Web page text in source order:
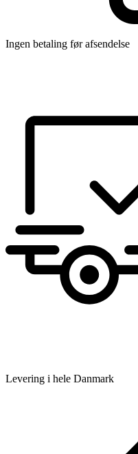
Ingen betaling før afsendelse
Levering i hele Danmark